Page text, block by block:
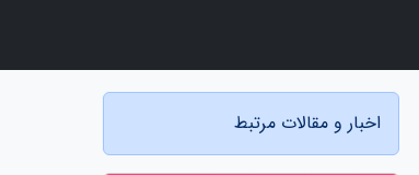
اخبار و مقالات مرتبط